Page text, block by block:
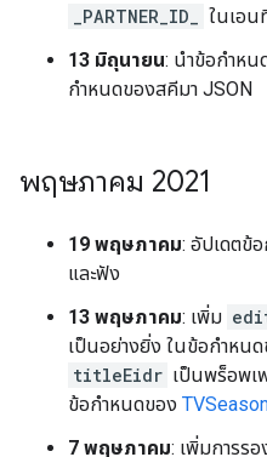
_PARTNER_ID_
ในเอน
13 มิถุนายน: นำข้อกำหน
กำหนดของสคีมา JSON
พฤษภาคม 2021
19 พฤษภาคม: อัปเดตข้
และฟัง
13 พฤษภาคม: เพิ่ม
เป็นอย่างยิ่ง ในข้อกำหน
titleEidr เป็นพร็อพเ
ข้อกำหนดของ
7 พฤษภาคม: เพิ่มการร